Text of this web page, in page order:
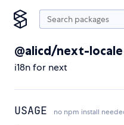
@alicd/next-
i18n for next
USAGE no npm install